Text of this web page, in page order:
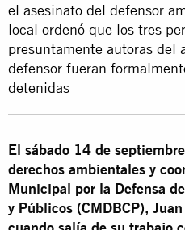
el asesinato del defensor
local ordenó que los tres
presuntamente autoras del
defensor fueran
detenidas
El sábado 14 de
derechos ambientales y
Municipal por la Defensa
y Públicos (CMDBCP),